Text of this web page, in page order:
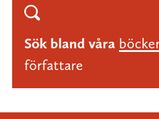
Sök bland våra
författare